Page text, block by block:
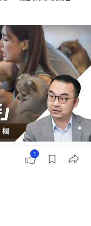
1